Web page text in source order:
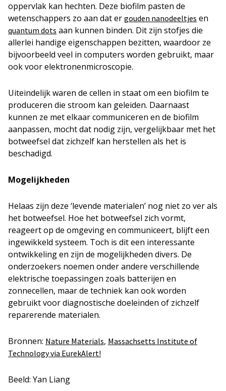
oppervlak kan hechten. Deze biofilm pasten de
wetenschappers zo aan dat er gouden nanodeeltjes en
quantum dots aan kunnen binden. Dit zijn stofjes die
allerlei handige eigenschappen bezitten, waardoor ze
bijvoorbeeld veel in computers worden gebruikt, maar
ook voor elektronenmicroscopie.
Uiteindelijk waren de cellen in staat om een biofilm te
produceren die stroom kan geleiden. Daarnaast
kunnen ze met elkaar communiceren en de biofilm
aanpassen, mocht dat nodig zijn, vergelijkbaar met het
botweefsel dat zichzelf kan herstellen als het is
beschadigd.
Mogelijkheden
Helaas zijn deze ‘levende materialen’ nog niet zo ver als
het botweefsel. Hoe het botweefsel zich vormt,
reageert op de omgeving en communiceert, blijft een
ingewikkeld systeem. Toch is dit een interessante
ontwikkeling en zijn de mogelijkheden divers. De
onderzoekers noemen onder andere verschillende
elektrische toepassingen zoals batterijen en
zonnecellen, maar de techniek kan ook worden
gebruikt voor diagnostische doeleinden of zichzelf
reparerende materialen.
Bronnen: Nature Materials, Massachsetts Institute of
Technology via EurekAlert!
Beeld: Yan Liang